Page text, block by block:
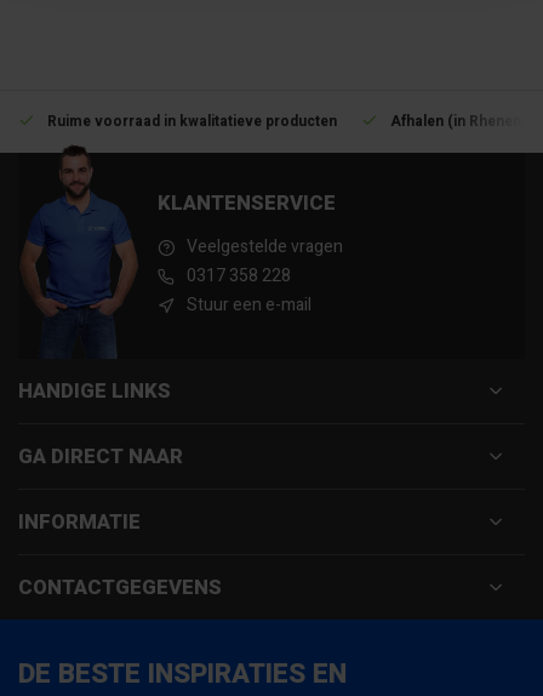
Ruime voorraad in kwalitatieve producten Afhalen (in Rhenen)
KLANTENSERVICE
Veelgestelde vragen
0317 358 228
Stuur een e-mail
HANDIGE LINKS
GA DIRECT NAAR
INFORMATIE
CONTACTGEGEVENS
DE BESTE INSPIRATIES EN